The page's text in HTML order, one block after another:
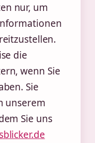
nur, um
die
wenn Sie
Sie
unserem
Sie uns